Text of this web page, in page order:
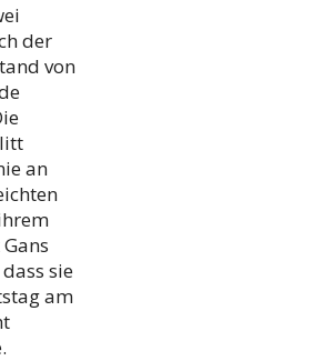
der
von
an
sie
am